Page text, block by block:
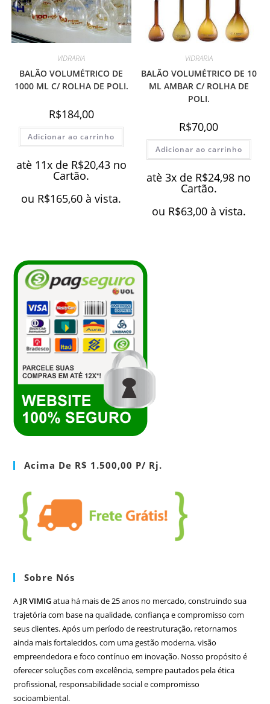
VIDRARIA
BALÃO VOLUMÉTRICO DE
1000 ML C/ ROLHA DE POLI.
R$184,00
Adicionar ao carrinho
atè 11x de R$20,43 no
Cartão.
ou R$165,60 à vista.
VIDRARIA
BALÃO VOLUMÉTRICO DE 10
ML AMBAR C/ ROLHA DE
POLI.
R$70,00
Adicionar ao carrinho
atè 3x de R$24,98 no
Cartão.
ou R$63,00 à vista.
Acima De R$ 1.500,00 P/ Rj.
Sobre Nós
A JR VIMIGatua há mais de 25 anos no mercado, construindo sua
trajetória com base na qualidade, confiança e compromisso com
seus clientes. Após um período de reestruturação, retornamos
ainda mais fortalecidos, com uma gestão moderna, visão
empreendedora e foco contínuo em inovação. Nosso propósito é
oferecer soluções com excelência, sempre pautados pela ética
profissional, responsabilidade social e compromisso
socioambiental.